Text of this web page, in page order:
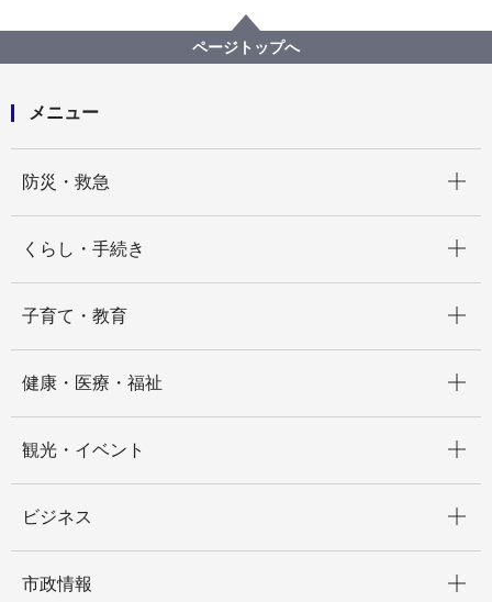
株式会社九電工 横浜支店様から「ドローン」を寄贈い
ただきました！
ページトップへ
メニュー
防災・救急
くらし・手続き
子育て・教育
健康・医療・福祉
観光・イベント
ビジネス
市政情報